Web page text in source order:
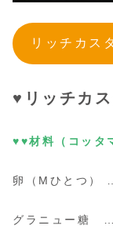
リッチカス
♥リッチカ
♥♥材料（コッタ
卵（Mひとつ
グラニュー